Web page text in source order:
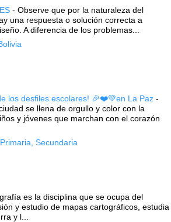
- Observe que por la naturaleza del
una respuesta o solución correcta a
A diferencia de los problemas...
los desfiles escolares! 🎉❤️💚en La Paz -
se llena de orgullo y color con la
y jóvenes que marchan con el corazón
Secundaria
es la disciplina que se ocupa del
y estudio de mapas cartográficos, estudia
y l...